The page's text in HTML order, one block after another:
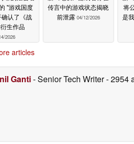
"游戏国度
认了《战
生作品
2026
传言中的游戏状态揭晓
前泄露 04/12/2026
将
是
articles
Ganti- Senior Tech Writer- 2954